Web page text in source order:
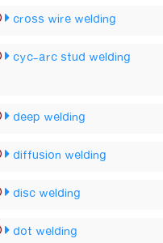
cross wire welding
cyc-arc stud welding
deep welding
diffusion welding
disc welding
dot welding